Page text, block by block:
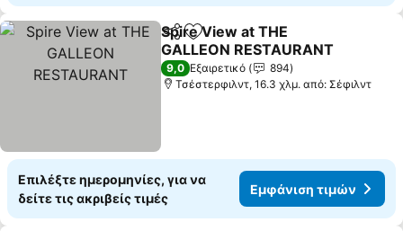
Κοινοποίηση
Προσθήκη στα αγαπημένα
Spire View at THE
GALLEON RESTAURANT
Εμφάνιση τιμών
9,0 Εξαιρετικό
894
Τσέστερφιλντ, 16.3 χλμ. από: Σέφιλντ
Επιλέξτε ημερομηνίες, για να
δείτε τις ακριβείς τιμές
Εμφάνιση τιμών